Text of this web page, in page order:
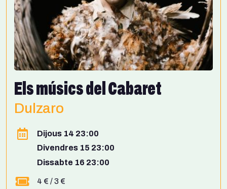
Els músics del Cabaret
Dulzaro
Dijous 14 23:00
Divendres 15 23:00
Dissabte 16 23:00
4 € / 3 €